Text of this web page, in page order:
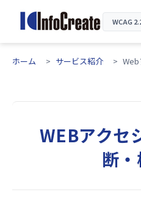
WCAG
ホーム サービス紹介 Web
WEBアクセ
断